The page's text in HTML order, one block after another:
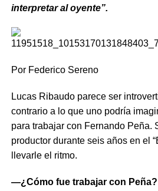
interpretar al oyente”.
Por Federico Sereno
Lucas Ribaudo parece ser
contrario a lo que uno podría
para trabajar con Fernando Peña.
productor durante seis años en el
llevarle el ritmo.
—¿Cómo fue trabajar con Peña?